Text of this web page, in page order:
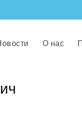
О нас